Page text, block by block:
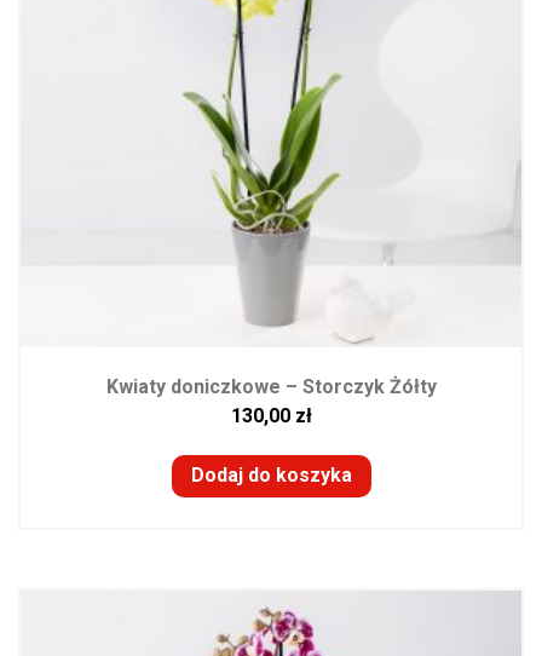
Kwiaty doniczkowe – Storczyk Żółty
130,00 zł
Dodaj do koszyka